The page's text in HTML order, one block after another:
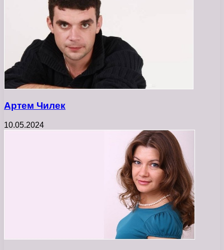
Артем Чилек
10.05.2024